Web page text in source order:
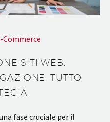
Commerce
SITI WEB:
TUTTO
fase cruciale per il